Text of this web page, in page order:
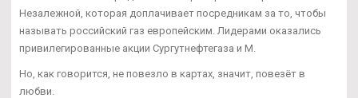
Незалежной, которая доплачивает посредникам за то, чтобы
называть российский газ европейским. Лидерами оказались
привилегированные акции Сургутнефтегаза и М.
Но, как говорится, не повезло в картах, значит, повезёт в
любви.